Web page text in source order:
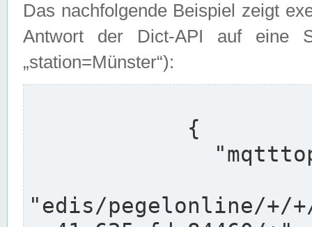
Das nachfolgende Beispiel zeigt
Antwort der Dict-API auf eine
„station=Münster“):
"edis/pegelonline/+/